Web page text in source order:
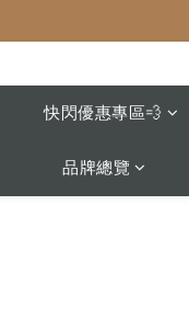
快閃優惠專區💨
品牌總覽